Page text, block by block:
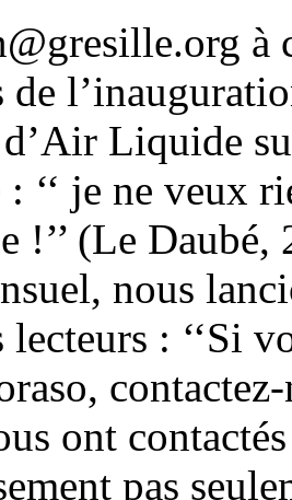
à
Liquide
‘‘ je ne veux
!’’ (Le
nous
lecteurs : ‘‘Si
ont
pas